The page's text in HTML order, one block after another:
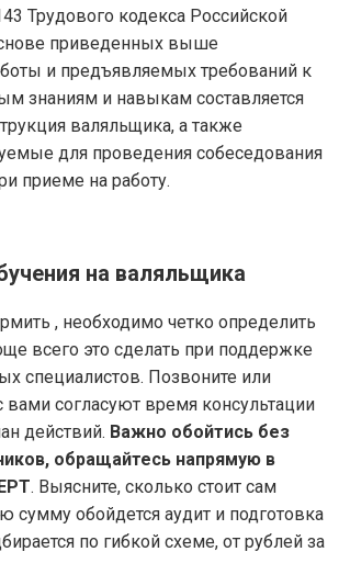
Трудового кодекса Российской
приведенных выше
и предъявляемых требований к
знаниям и навыкам составляется
валяльщика, а также
для проведения собеседования
приеме на работу.
на валяльщика
, необходимо четко определить
всего это сделать при поддержке
специалистов. Позвоните или
согласуют время консультации
действий. Важно обойтись без
обращайтесь напрямую в
. Выясните, сколько стоит сам
сумму обойдется аудит и подготовка
по гибкой схеме, от рублей за